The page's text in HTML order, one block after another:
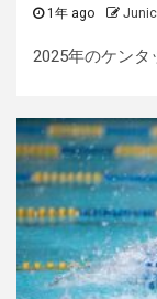
1年 ago
2025年のケンタ